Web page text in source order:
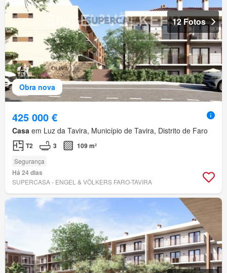
Obra nova
12 Fotos
425 000 €
Casa em Luz da Tavira, Município de Tavira, Distrito de Faro
T2 3 109 m²
Segurança
Há 24 dias
SUPERCASA - ENGEL & VÖLKERS FARO-TAVIRA